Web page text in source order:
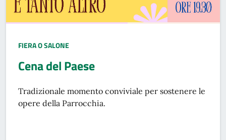
TIPO EVENTO:
FIERA O SALONE
Cena del Paese
Tradizionale momento conviviale per sostenere le
opere della Parrocchia.